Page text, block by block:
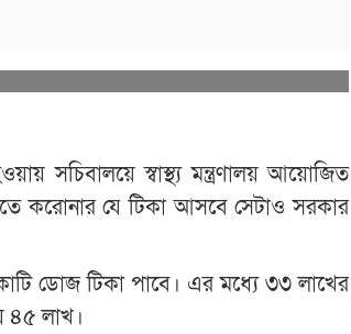
সচিবালয়ে স্বাস্থ্য মন্ত্রণালয় আয়োজিত
করোনার যে টিকা আসবে সেটাও সরকার
ডোজ টিকা পাবে। এর মধ্যে ৩৩ লাখের
৪৫ লাখ।